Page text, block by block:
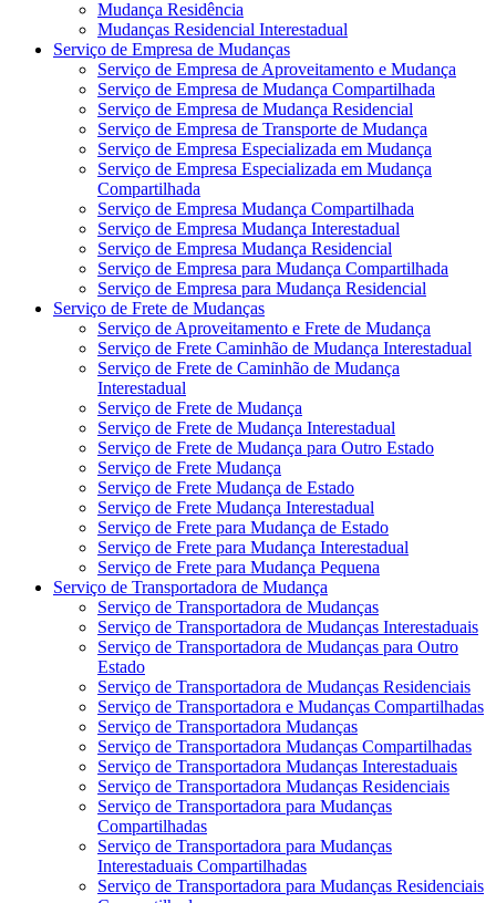
Mudança Residência
Mudanças Residencial Interestadual
Serviço de Empresa de Mudanças
Serviço de Empresa de Aproveitamento e Mudança
Serviço de Empresa de Mudança Compartilhada
Serviço de Empresa de Mudança Residencial
Serviço de Empresa de Transporte de Mudança
Serviço de Empresa Especializada em Mudança
Serviço de Empresa Especializada em Mudança
Compartilhada
Serviço de Empresa Mudança Compartilhada
Serviço de Empresa Mudança Interestadual
Serviço de Empresa Mudança Residencial
Serviço de Empresa para Mudança Compartilhada
Serviço de Empresa para Mudança Residencial
Serviço de Frete de Mudanças
Serviço de Aproveitamento e Frete de Mudança
Serviço de Frete Caminhão de Mudança Interestadual
Serviço de Frete de Caminhão de Mudança
Interestadual
Serviço de Frete de Mudança
Serviço de Frete de Mudança Interestadual
Serviço de Frete de Mudança para Outro Estado
Serviço de Frete Mudança
Serviço de Frete Mudança de Estado
Serviço de Frete Mudança Interestadual
Serviço de Frete para Mudança de Estado
Serviço de Frete para Mudança Interestadual
Serviço de Frete para Mudança Pequena
Serviço de Transportadora de Mudança
Serviço de Transportadora de Mudanças
Serviço de Transportadora de Mudanças Interestaduais
Serviço de Transportadora de Mudanças para Outro
Estado
Serviço de Transportadora de Mudanças Residenciais
Serviço de Transportadora e Mudanças Compartilhadas
Serviço de Transportadora Mudanças
Serviço de Transportadora Mudanças Compartilhadas
Serviço de Transportadora Mudanças Interestaduais
Serviço de Transportadora Mudanças Residenciais
Serviço de Transportadora para Mudanças
Compartilhadas
Serviço de Transportadora para Mudanças
Interestaduais Compartilhadas
Serviço de Transportadora para Mudanças Residenciais